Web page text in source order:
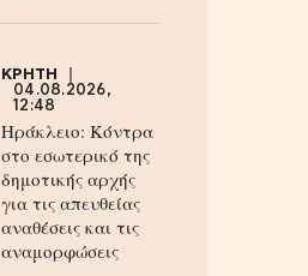
ΚΡΗΤΗ
04.08.2026,
12:48
Ηράκλειο: Κόντρα
στο εσωτερικό της
δημοτικής αρχής
για τις απευθείας
αναθέσεις και τις
αναμορφώσεις